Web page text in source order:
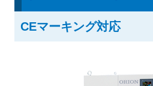
CEマーキング対応